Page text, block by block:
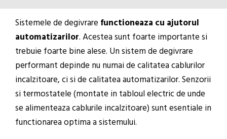
Sistemele de degivrare functioneaza cu ajutorul
automatizarilor. Acestea sunt foarte importante si
trebuie foarte bine alese. Un sistem de degivrare
performant depinde nu numai de calitatea cablurilor
incalzitoare, ci si de calitatea automatizarilor. Senzorii
si termostatele (montate in tabloul electric de unde
se alimenteaza cablurile incalzitoare) sunt esentiale in
functionarea optima a sistemului.